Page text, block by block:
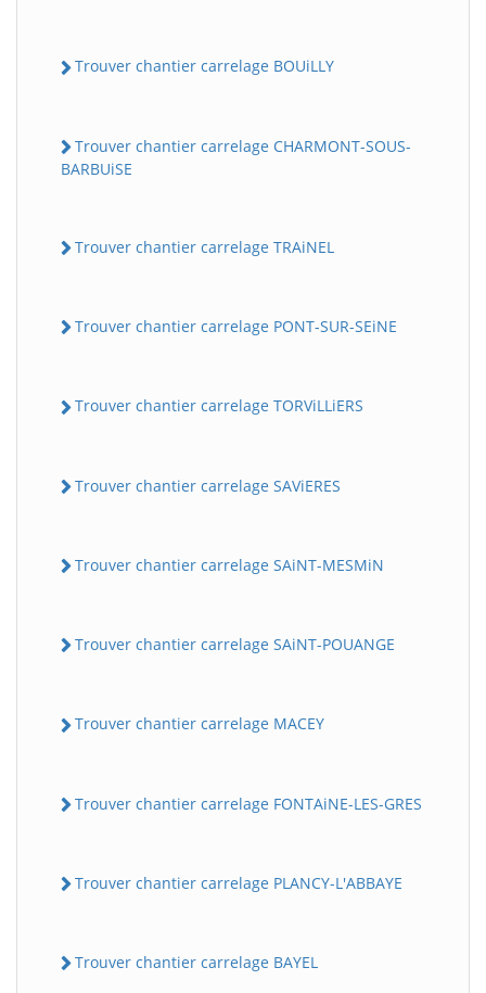
Trouver chantier carrelage BOUiLLY
Trouver chantier carrelage CHARMONT-SOUS-
BARBUiSE
Trouver chantier carrelage TRAiNEL
Trouver chantier carrelage PONT-SUR-SEiNE
Trouver chantier carrelage TORViLLiERS
Trouver chantier carrelage SAViERES
Trouver chantier carrelage SAiNT-MESMiN
Trouver chantier carrelage SAiNT-POUANGE
Trouver chantier carrelage MACEY
Trouver chantier carrelage FONTAiNE-LES-GRES
Trouver chantier carrelage PLANCY-L'ABBAYE
Trouver chantier carrelage BAYEL